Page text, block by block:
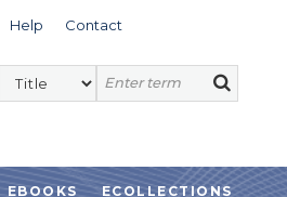
Help Contact
EBOOKS ECOLLECTIONS